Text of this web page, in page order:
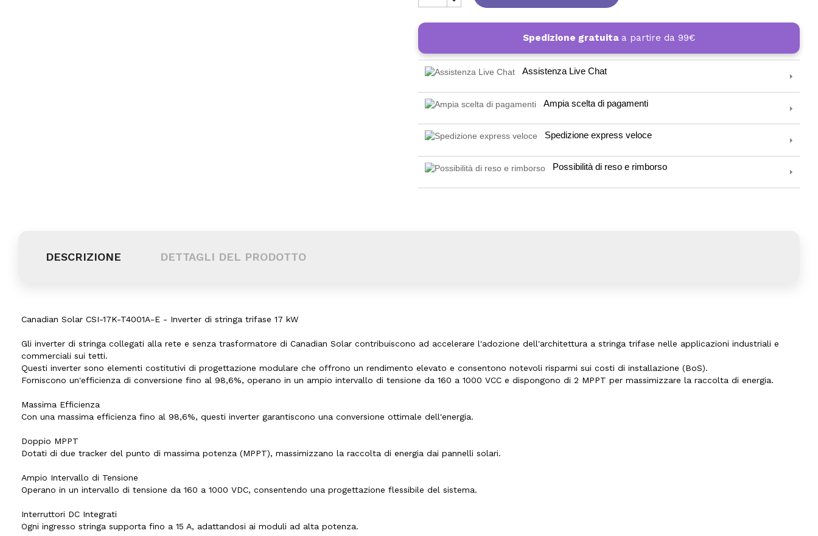
Spedizione gratuita a partire da 99€
Assistenza Live Chat
Ampia scelta di pagamenti
Spedizione express veloce
Possibilità di reso e rimborso
DESCRIZIONE DETTAGLI DEL PRODOTTO
Canadian Solar CSI-17K-T4001A-E - Inverter di stringa trifase 17 kW
Gli inverter di stringa collegati alla rete e senza trasformatore di Canadian Solar contribuiscono ad accelerare l'adozione dell'architettura a stringa trifase nelle applicazioni industriali e
commerciali sui tetti.
Questi inverter sono elementi costitutivi di progettazione modulare che offrono un rendimento elevato e consentono notevoli risparmi sui costi di installazione (BoS).
Forniscono un'efficienza di conversione fino al 98,6%, operano in un ampio intervallo di tensione da 160 a 1000 VCC e dispongono di 2 MPPT per massimizzare la raccolta di energia.
Massima Efficienza
Con una massima efficienza fino al 98,6%, questi inverter garantiscono una conversione ottimale dell'energia.
Doppio MPPT
Dotati di due tracker del punto di massima potenza (MPPT), massimizzano la raccolta di energia dai pannelli solari.
Ampio Intervallo di Tensione
Operano in un intervallo di tensione da 160 a 1000 VDC, consentendo una progettazione flessibile del sistema.
Interruttori DC Integrati
Ogni ingresso stringa supporta fino a 15 A, adattandosi ai moduli ad alta potenza.